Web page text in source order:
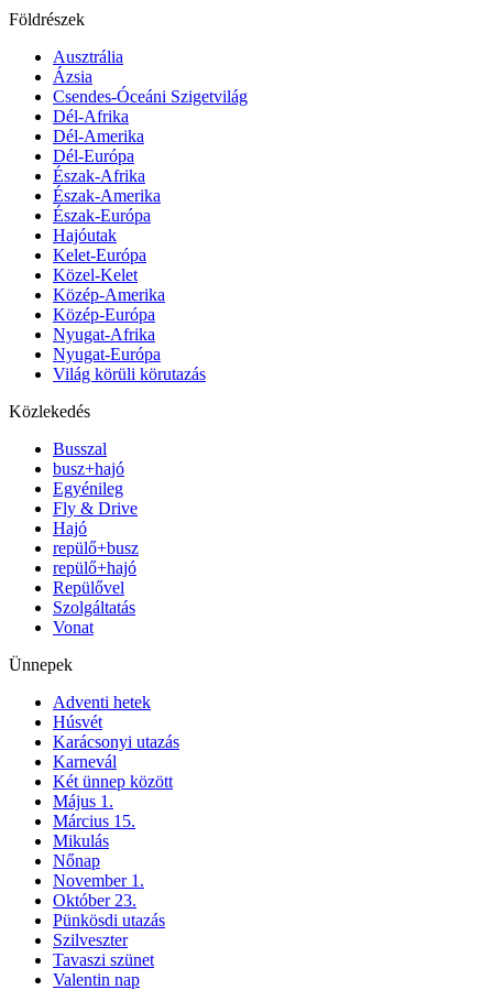
Földrészek
Ausztrália
Ázsia
Csendes-Óceáni Szigetvilág
Dél-Afrika
Dél-Amerika
Dél-Európa
Észak-Afrika
Észak-Amerika
Észak-Európa
Hajóutak
Kelet-Európa
Közel-Kelet
Közép-Amerika
Közép-Európa
Nyugat-Afrika
Nyugat-Európa
Világ körüli körutazás
Közlekedés
Busszal
busz+hajó
Egyénileg
Fly & Drive
Hajó
repülő+busz
repülő+hajó
Repülővel
Szolgáltatás
Vonat
Ünnepek
Adventi hetek
Húsvét
Karácsonyi utazás
Karnevál
Két ünnep között
Május 1.
Március 15.
Mikulás
Nőnap
November 1.
Október 23.
Pünkösdi utazás
Szilveszter
Tavaszi szünet
Valentin nap